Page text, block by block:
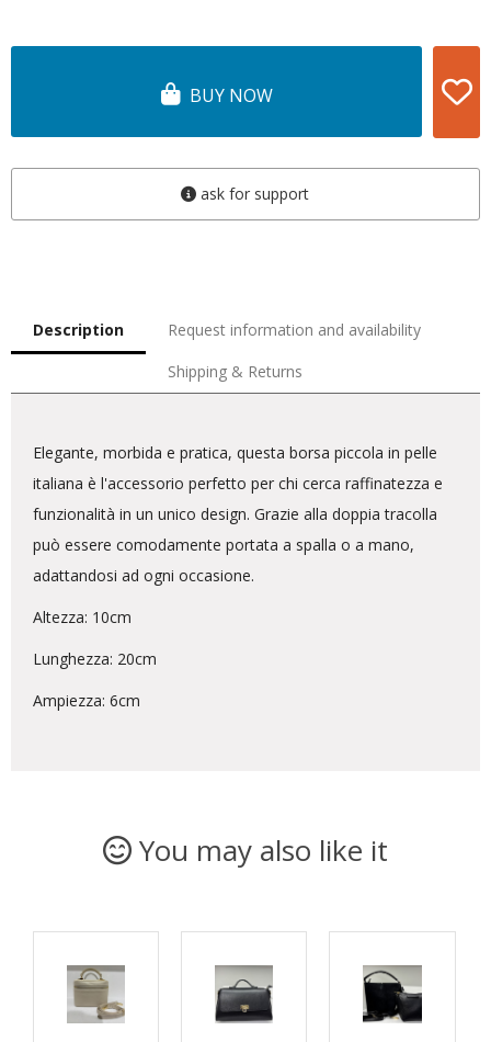
BUY NOW
ask for support
Description
Request information and availability
Shipping & Returns
Elegante, morbida e pratica, questa borsa piccola in pelle
italiana è l'accessorio perfetto per chi cerca raffinatezza e
funzionalità in un unico design. Grazie alla doppia tracolla
può essere comodamente portata a spalla o a mano,
adattandosi ad ogni occasione.
Altezza: 10cm
Lunghezza: 20cm
Ampiezza: 6cm
You may also like it